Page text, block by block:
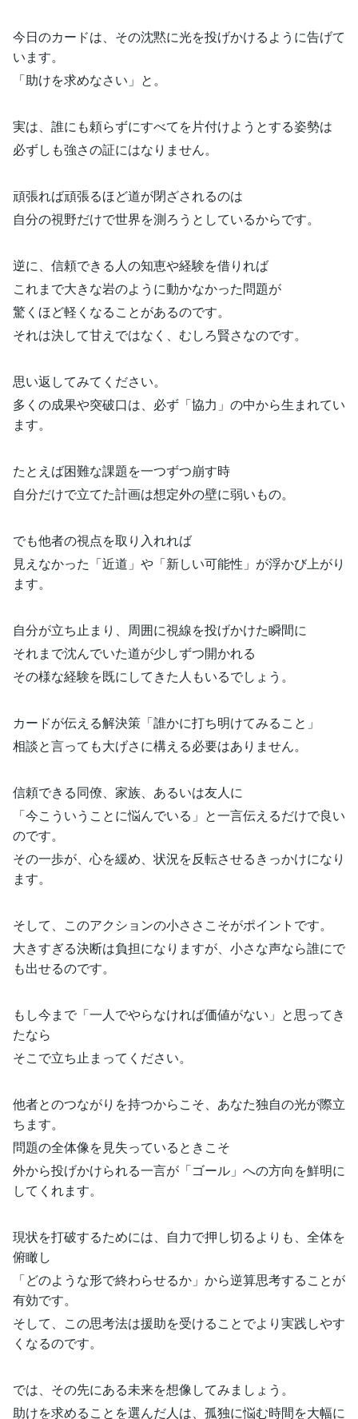
今日のカードは、その沈黙に光を投げかけるように告げて
います。
「助けを求めなさい」と。
実は、誰にも頼らずにすべてを片付けようとする姿勢は
必ずしも強さの証にはなりません。
頑張れば頑張るほど道が閉ざされるのは
自分の視野だけで世界を測ろうとしているからです。
逆に、信頼できる人の知恵や経験を借りれば
これまで大きな岩のように動かなかった問題が
驚くほど軽くなることがあるのです。
それは決して甘えではなく、むしろ賢さなのです。
思い返してみてください。
多くの成果や突破口は、必ず「協力」の中から生まれてい
ます。
たとえば困難な課題を一つずつ崩す時
自分だけで立てた計画は想定外の壁に弱いもの。
でも他者の視点を取り入れれば
見えなかった「近道」や「新しい可能性」が浮かび上がり
ます。
自分が立ち止まり、周囲に視線を投げかけた瞬間に
それまで沈んでいた道が少しずつ開かれる
その様な経験を既にしてきた人もいるでしょう。
カードが伝える解決策「誰かに打ち明けてみること」
相談と言っても大げさに構える必要はありません。
信頼できる同僚、家族、あるいは友人に
「今こういうことに悩んでいる」と一言伝えるだけで良い
のです。
その一歩が、心を緩め、状況を反転させるきっかけになり
ます。
そして、このアクションの小ささこそがポイントです。
大きすぎる決断は負担になりますが、小さな声なら誰にで
も出せるのです。
もし今まで「一人でやらなければ価値がない」と思ってき
たなら
そこで立ち止まってください。
他者とのつながりを持つからこそ、あなた独自の光が際立
ちます。
問題の全体像を見失っているときこそ
外から投げかけられる一言が「ゴール」への方向を鮮明に
してくれます。
現状を打破するためには、自力で押し切るよりも、全体を
俯瞰し
「どのような形で終わらせるか」から逆算思考することが
有効です。
そして、この思考法は援助を受けることでより実践しやす
くなるのです。
では、その先にある未来を想像してみましょう。
助けを求めることを選んだ人は、孤独に悩む時間を大幅に